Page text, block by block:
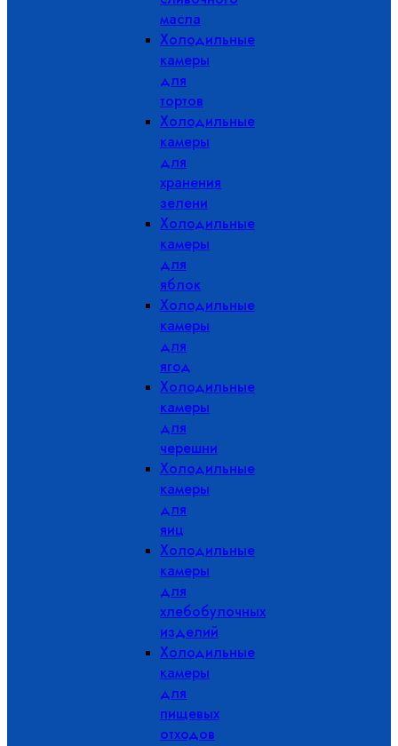
масла
Холодильные
камеры
для
тортов
Холодильные
камеры
для
хранения
зелени
Холодильные
камеры
для
яблок
Холодильные
камеры
для
ягод
Холодильные
камеры
для
черешни
Холодильные
камеры
для
яиц
Холодильные
камеры
для
хлебобулочных
изделий
Холодильные
камеры
для
пищевых
отходов